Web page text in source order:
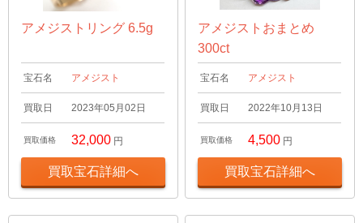
アメジストリング 6.5g
宝石名 アメジスト
買取日 2023年05月02日
買取価格 32,000 円
買取宝石詳細へ
アメジストおまとめ
300ct
宝石名 アメジスト
買取日 2022年10月13日
買取価格 4,500 円
買取宝石詳細へ